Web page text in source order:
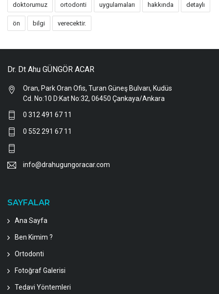
doktorumuz ortodonti uygulamaları hakkında detaylı
ön bilgi verecektir.
Dr. Dt Ahu GÜNGÖR ACAR
Oran, Park Oran Ofis, Turan Güneş Bulvarı, Kudüs
Cd. No:10 D:Kat No:32, 06450 Çankaya/Ankara
0 312 491 67 11
0 552 291 67 11
info@drahugungoracar.com
SAYFALAR
Ana Sayfa
Ben Kimim ?
Ortodonti
Fotoğraf Galerisi
Tedavi Yöntemleri